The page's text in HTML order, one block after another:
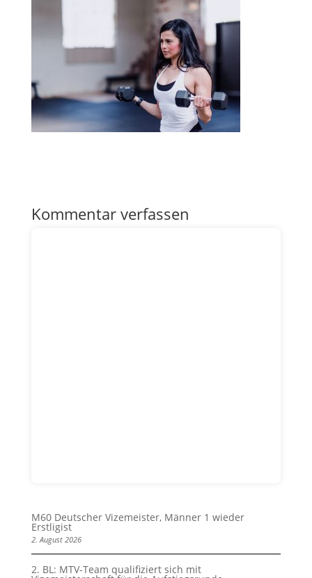
Kommentar verfassen
M60 Deutscher Vizemeister, Männer 1 wieder
Erstligist
2. August 2026
2. BL: MTV-Team qualifiziert sich mit